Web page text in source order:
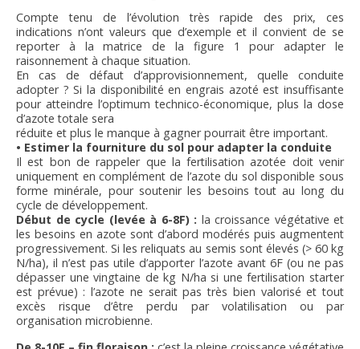
Compte tenu de l’évolution très rapide des prix, ces
indications n’ont valeurs que d’exemple et il convient de se
reporter à la matrice de la figure 1 pour adapter le
raisonnement à chaque situation.
En cas de défaut d’approvisionnement, quelle conduite
adopter ? Si la disponibilité en engrais azoté est insuffisante
pour atteindre l’optimum technico-économique, plus la dose
d’azote totale sera
réduite et plus le manque à gagner pourrait être important.
• Estimer la fourniture du sol pour adapter la conduite
Il est bon de rappeler que la fertilisation azotée doit venir
uniquement en complément de l’azote du sol disponible sous
forme minérale, pour soutenir les besoins tout au long du
cycle de développement.
Début de cycle (levée à 6-8F) : la croissance végétative et
les besoins en azote sont d’abord modérés puis augmentent
progressivement. Si les reliquats au semis sont élevés (> 60 kg
N/ha), il n’est pas utile d’apporter l’azote avant 6F (ou ne pas
dépasser une vingtaine de kg N/ha si une fertilisation starter
est prévue) : l’azote ne serait pas très bien valorisé et tout
excès risque d’être perdu par volatilisation ou par
organisation microbienne.